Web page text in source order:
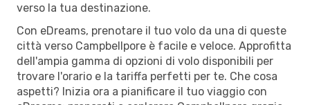
verso la tua destinazione.
Con eDreams, prenotare il tuo volo da una di queste
città verso Campbellpore è facile e veloce. Approfitta
dell'ampia gamma di opzioni di volo disponibili per
trovare l'orario e la tariffa perfetti per te. Che cosa
aspetti? Inizia ora a pianificare il tuo viaggio con